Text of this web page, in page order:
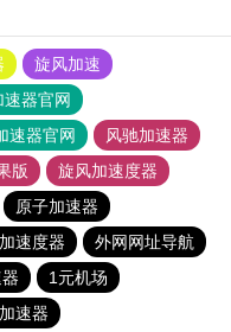
旋风加速
速器官网
速器官网
风驰加速器
版
旋风加速度器
原子加速器
速度器
外网网址导航
1元机场
速器